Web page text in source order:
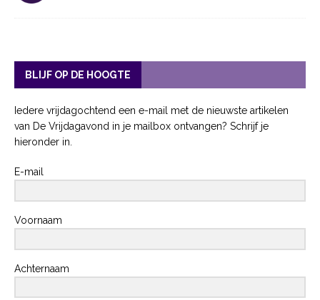
BLIJF OP DE HOOGTE
Iedere vrijdagochtend een e-mail met de nieuwste artikelen
van De Vrijdagavond in je mailbox ontvangen? Schrijf je
hieronder in.
E-mail
Voornaam
Achternaam